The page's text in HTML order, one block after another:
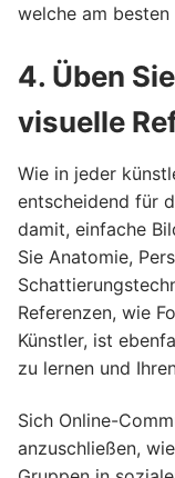
welche am besten
4. Üben
visuelle
Wie in jeder
entscheidend für
damit, einfache
Sie Anatomie,
Referenzen, wie
Künstler, ist
zu lernen und
Sich Online-
anzuschließen, wie